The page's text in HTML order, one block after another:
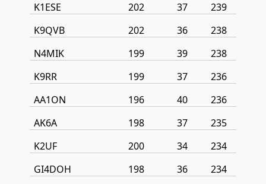
K1ESE
202 37
239
K9QVB
202 36
238
N4MIK
199 39
238
K9RR
199 37
236
AA1ON
196 40
236
AK6A
198 37
235
K2UF
200 34
234
GI4DOH
198 36
234